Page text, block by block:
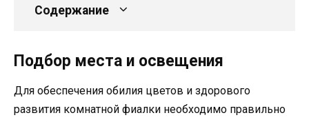
Содержание
Подбор места и освещения
Для обеспечения обилия цветов и здорового
развития комнатной фиалки необходимо правильно